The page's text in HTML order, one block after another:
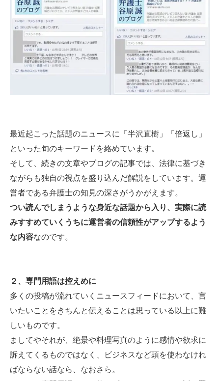
最近起こった話題のニュースに「半沢直樹」「倍返し」
といった旬のキーワードを絡めています。
そして、続きの文章やブログの記事では、法律に基づき
ながらも独自の視点を盛り込んだ解説をしています。運
営者である弁護士の知見の深さがうかがえます。
つい読んでしまうような身近な話題から入り、実際に読
みすすめていくうちに運営者の信頼性がアップするよう
な内容なのです。
２、専門用語は控えめに
多くの投稿が流れていくニュースフィードにおいて、言
いたいことをきちんと伝えることは思っている以上に難
しいものです。
ましてやそれが、絶景や料理写真のように感情や欲求に
訴えてくるものではなく、ビジネスなど頭を使わなけれ
ばならない話なら、なおさら。